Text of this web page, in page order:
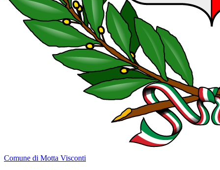
Comune di Motta Visconti